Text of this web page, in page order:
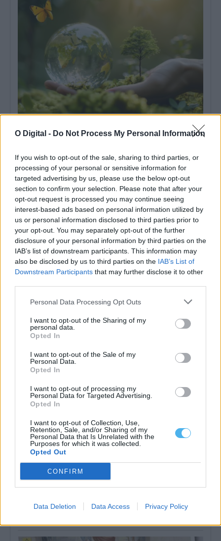
O Digital - Do Not Process My Personal Information
If you wish to opt-out of the sale, sharing to third parties, or
processing of your personal or sensitive information for
targeted advertising by us, please use the below opt-out
section to confirm your selection. Please note that after your
opt-out request is processed you may continue seeing
interest-based ads based on personal information utilized by
us or personal information disclosed to third parties prior to
your opt-out. You may separately opt-out of the further
disclosure of your personal information by third parties on the
IAB’s list of downstream participants. This information may
also be disclosed by us to third parties on the IAB’s List of
Downstream Participants that may further disclose it to other
Personal Data Processing Opt Outs
I want to opt-out of the Sharing of my
personal data.
Opted In
I want to opt-out of the Sale of my
Personal Data.
Opted In
I want to opt-out of processing my
Personal Data for Targeted Advertising.
Opted In
I want to opt-out of Collection, Use,
Retention, Sale, and/or Sharing of my
Personal Data that Is Unrelated with the
Purposes for which it was collected.
Opted Out
CONFIRM
Data Deletion Data Access Privacy Policy
Entidades do Alentejo recebem 738,8 mil euros para projetos
em áreas protegidas
6 Agosto, 2026 - 09:49
Governo admite não saber como militar dispensado recebeu
O secretário de Estado Adjunto e da Administração Interna, Paulo
Simões Ribeiro, confirmou ao...
5 Agosto, 2026 - 23:32
EHT Portalegre cria curso de Gestão Hoteleira de Alojamento
A Escola de Hotelaria e Turismo de Portalegre (EHT Portalegre)
vai ministrar um novo...